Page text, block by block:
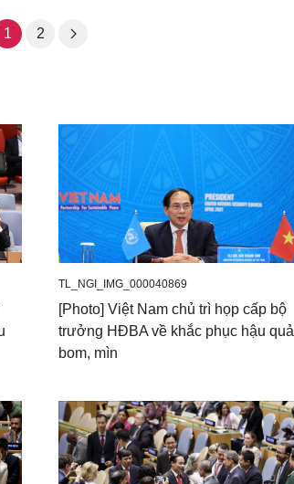
1 2
TL_NGI_IMG_000040869
[Photo] Việt Nam chủ trì họp cấp bộ
trưởng HĐBA về khắc phục hậu quả
bom, mìn